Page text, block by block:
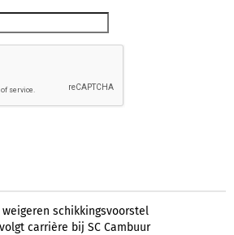
weigeren schikkingsvoorstel
carrière bij SC Cambuur